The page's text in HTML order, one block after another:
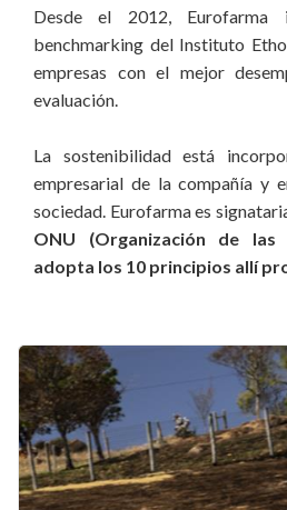
Desde el 2012,
benchmarking del Instituto
empresas con el mejor
evaluación.
La sostenibilidad está
empresarial de la compañía y
sociedad. Eurofarma es
ONU (Organización de las
adopta los 10 principios allí